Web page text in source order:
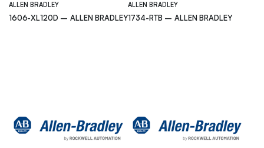
ALLEN BRADLEY
1606-XL120D – ALLEN BRADLEY
ALLEN BRADLEY
1734-RTB – ALLEN BRADLEY